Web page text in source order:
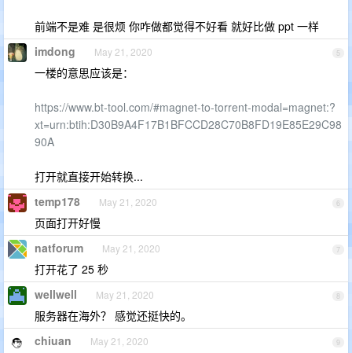
前端不是难 是很烦 你咋做都觉得不好看 就好比做 ppt 一样
5
imdong May 21, 2020
一楼的意思应该是：
https://www.bt-tool.com/#magnet-to-torrent-modal=magnet:?
xt=urn:btih:D30B9A4F17B1BFCCD28C70B8FD19E85E29C98
90A
打开就直接开始转换...
6
temp178 May 21, 2020
页面打开好慢
7
natforum May 21, 2020
打开花了 25 秒
8
wellwell May 21, 2020
服务器在海外？ 感觉还挺快的。
9
chiuan May 21, 2020